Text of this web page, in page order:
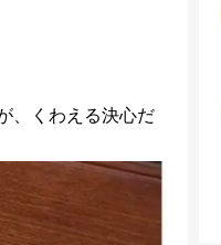
、くわえる決心だ